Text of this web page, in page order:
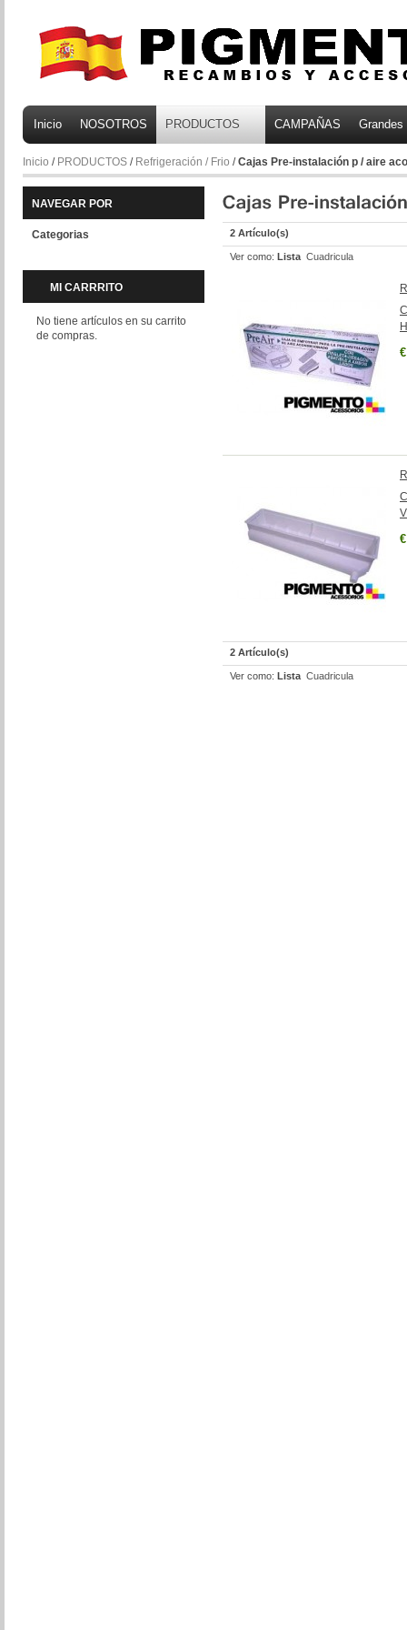
Inicio NOSOTROS PRODUCTOS CAMPAÑAS
Inicio / PRODUCTOS / Refrigeración / Frio /Cajas Pre-instalación p / aire
NAVEGAR POR
Categorias
MI CARRRITO
No tiene artículos en su carrito
de compras.
2 Artículo(s)
Ver como: Lista Cuadricula
2 Artículo(s)
Ver como: Lista Cuadricula